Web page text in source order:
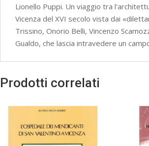
Lionello Puppi. Un viaggio tra
Vicenza del XVI secolo vista dai
Trissino, Onorio Belli, Vincenzo
Gualdo, che lascia intravedere un
Prodotti correlati